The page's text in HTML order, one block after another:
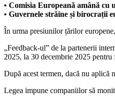
• Comisia Europeană amână
• Guvernele străine și birocrații
În urma presiunilor țărilor
„Feedback-ul” de la partenerii
2025, la 30 decembrie 2025
După acest termen, dacă nu aplică
Legea impune companiilor să